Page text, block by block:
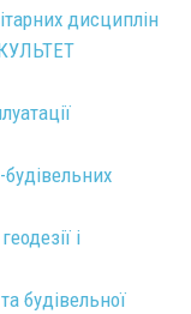
дисциплін
і
будівельної